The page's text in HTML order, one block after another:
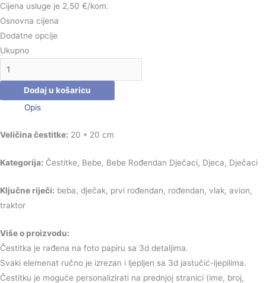
Cijena usluge je 2,50 €/kom.
Osnovna cijena
Dodatne opcije
Ukupno
Dodaj u košaricu
Opis
Veličina čestitke: 20 * 20 cm
Kategorija: Čestitke, Bebe, Bebe Rođendan Dječaci, Djeca, Dječaci
Ključne riječi: beba, dječak, prvi rođendan, rođendan, vlak, avion,
traktor
Više o proizvodu:
Čestitka je rađena na foto papiru sa 3d detaljima.
Svaki elemenat ručno je izrezan i ljepljen sa 3d jastučić-ljepilima.
Čestitku je moguće personalizirati na prednjoj stranici (ime, broj,